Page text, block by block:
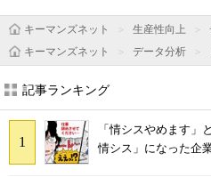
キーマンズネット 生産性向上
キーマンズネット
データ分析
記事ランキング
「情シスやめます
情シス」になった企